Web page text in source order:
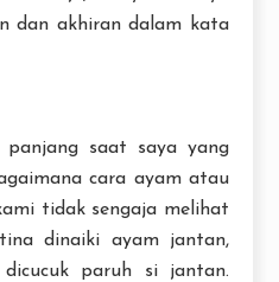
dan akhiran dalam kata
panjang saat saya yang
cara ayam atau
tidak sengaja melihat
dinaiki ayam jantan,
paruh si jantan.